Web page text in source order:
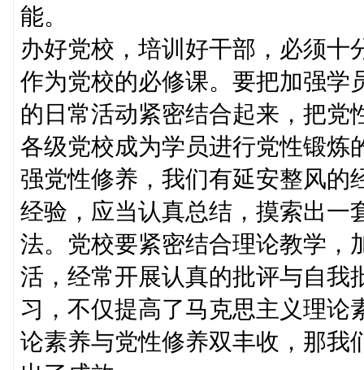
能。
办好党校，培训好干部，必须十
作为党校的必修课。要把加强学
的日常活动紧密结合起来，把党
各级党校成为学员进行党性锻炼
强党性修养，我们有延安整风的
经验，应当认真总结，摸索出一
法。党校要紧密结合理论教学，
活，经常开展认真的批评与自我
习，不仅提高了马克思主义理论
论素养与党性修养双丰收，那我